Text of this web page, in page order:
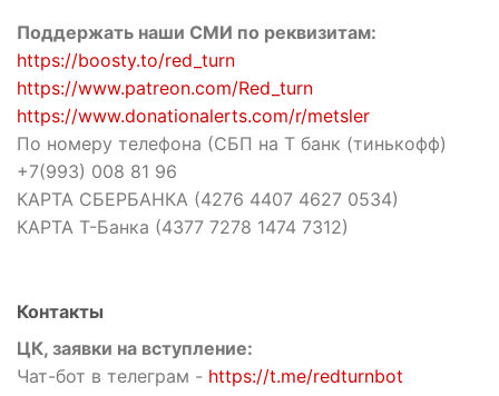
Поддержать наши СМИ по реквизитам:
https://boosty.to/red_turn
https://www.patreon.com/Red_turn
https://www.donationalerts.com/r/metsler
По номеру телефона (СБП на Т банк (тинькофф)
+7(993) 008 81 96
КАРТА СБЕРБАНКА (4276 4407 4627 0534)
КАРТА Т-Банка (4377 7278 1474 7312)
Контакты
ЦК, заявки на вступление:
Чат-бот в телеграм - https://t.me/redturnbot